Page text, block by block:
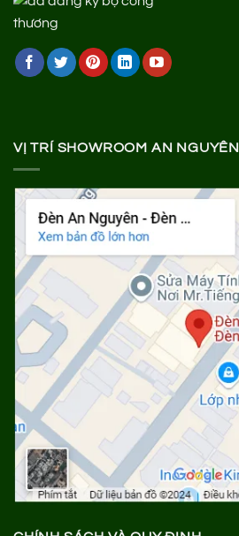
VỊ TRÍ SHOWROOM AN NGUYÊN